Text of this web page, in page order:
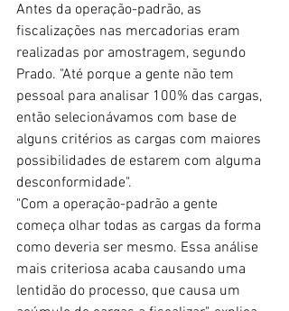
Antes da operação-padrão, as
fiscalizações nas mercadorias eram
realizadas por amostragem, segundo
Prado. "Até porque a gente não tem
pessoal para analisar 100% das cargas,
então selecionávamos com base de
alguns critérios as cargas com maiores
possibilidades de estarem com alguma
desconformidade".
"Com a operação-padrão a gente
começa olhar todas as cargas da forma
como deveria ser mesmo. Essa análise
mais criteriosa acaba causando uma
lentidão do processo, que causa um